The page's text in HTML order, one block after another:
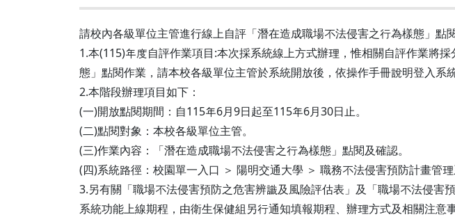
請校內各級單位主管進行線上自評「潛在造成職場不法侵害之行為樣態」點
1.本(115)年度自評作業項目:本次採系統線上方式辦理，惟相關自評作業將
態」點閱作業，請本校各級單位主管於系統開放後，依操作手冊說明登入系
2.本階段辦理項目如下：
(一)開放點閱期間：自115年6月9日起至115年6月30日止。
(二)點閱對象：本校各級單位主管。
(三)作業內容：「潛在造成職場不法侵害之行為樣態」點閱及確認。
(四)系統路徑：校園單一入口 ＞ 陽明交通大學 ＞ 職務不法侵害預防計畫管理
3.另有關「職場不法侵害預防之危害辨識及風險評估表」及「職場不法侵
系統功能上線期程，由衛生保健組另行通知填報期程、辦理方式及相關注意事